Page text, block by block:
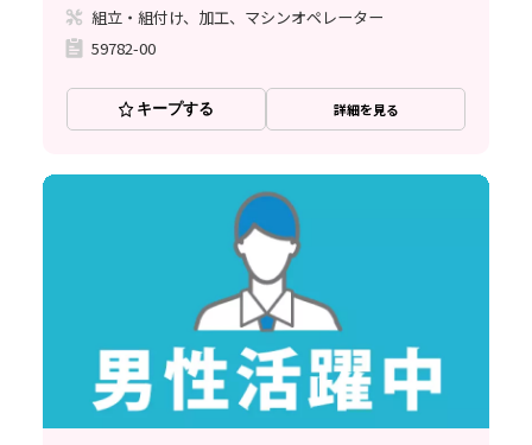
組立・組付け、加工、マシンオペレーター
59782-00
キープする 詳細を見る